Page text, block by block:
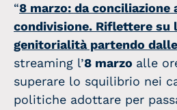
“8 marzo: da conciliazione
condivisione. Riflettere su
genitorialità partendo
streaming l’8 marzo alle
superare lo squilibrio nei
politiche adottare per